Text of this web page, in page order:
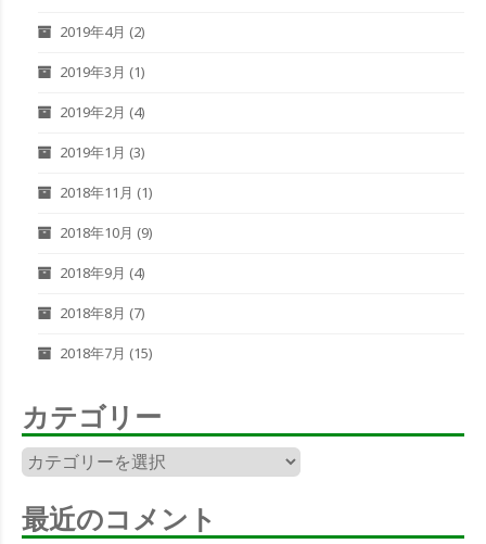
2019年4月 (2)
2019年3月 (1)
2019年2月 (4)
2019年1月 (3)
2018年11月 (1)
2018年10月 (9)
2018年9月 (4)
2018年8月 (7)
2018年7月 (15)
カテゴリー
カ
テ
ゴ
リ
最近のコメント